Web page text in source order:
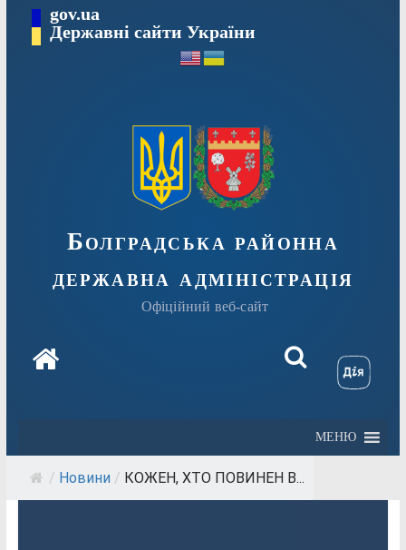
Перейтиgov.ua
Державні сайти України
Болградська районна
державна адміністрація
Офіційний веб-сайт
МЕНЮ
/ Новини / КОЖЕН, ХТО ПОВИНЕН В...